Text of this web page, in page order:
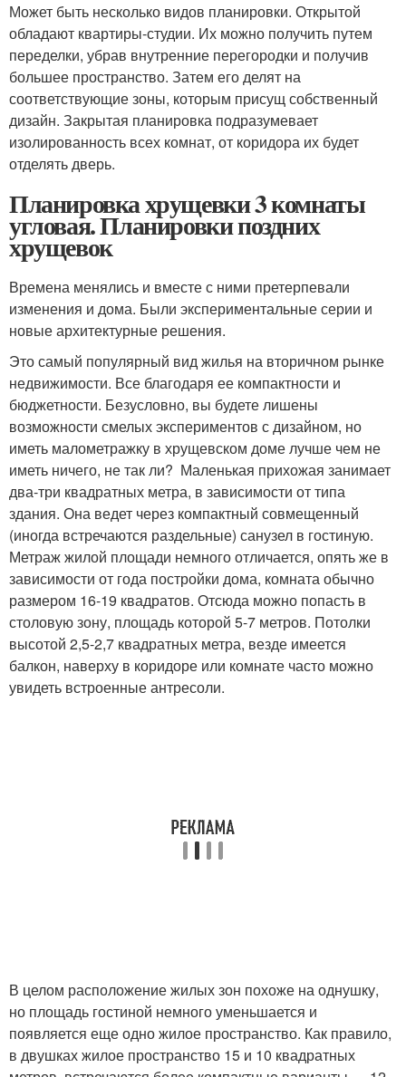
Может быть несколько видов планировки. Открытой
обладают квартиры-студии. Их можно получить путем
переделки, убрав внутренние перегородки и получив
большее пространство. Затем его делят на
соответствующие зоны, которым присущ собственный
дизайн. Закрытая планировка подразумевает
изолированность всех комнат, от коридора их будет
отделять дверь.
Планировка хрущевки 3 комнаты
угловая. Планировки поздних
хрущевок
Времена менялись и вместе с ними претерпевали
изменения и дома. Были экспериментальные серии и
новые архитектурные решения.
Это самый популярный вид жилья на вторичном рынке
недвижимости. Все благодаря ее компактности и
бюджетности. Безусловно, вы будете лишены
возможности смелых экспериментов с дизайном, но
иметь малометражку в хрущевском доме лучше чем не
иметь ничего, не так ли? Маленькая прихожая занимает
два-три квадратных метра, в зависимости от типа
здания. Она ведет через компактный совмещенный
(иногда встречаются раздельные) санузел в гостиную.
Метраж жилой площади немного отличается, опять же в
зависимости от года постройки дома, комната обычно
размером 16-19 квадратов. Отсюда можно попасть в
столовую зону, площадь которой 5-7 метров. Потолки
высотой 2,5-2,7 квадратных метра, везде имеется
балкон, наверху в коридоре или комнате часто можно
увидеть встроенные антресоли.
В целом расположение жилых зон похоже на однушку,
но площадь гостиной немного уменьшается и
появляется еще одно жилое пространство. Как правило,
в двушках жилое пространство 15 и 10 квадратных